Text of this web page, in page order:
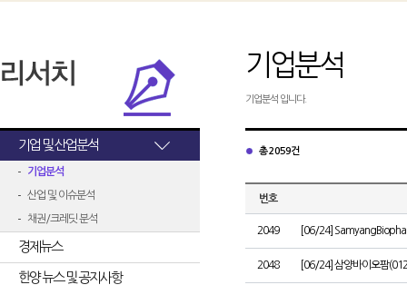
기업 및 산업분석
기업분석
산업 및 이슈분석
채권/크레딧 분석
경제뉴스
한양 뉴스 및 공지사항
기업분석
기업분석 입니다.
총 2059건
번호
2049 [06/24]
2048 [06/24] 삼양바이오팜